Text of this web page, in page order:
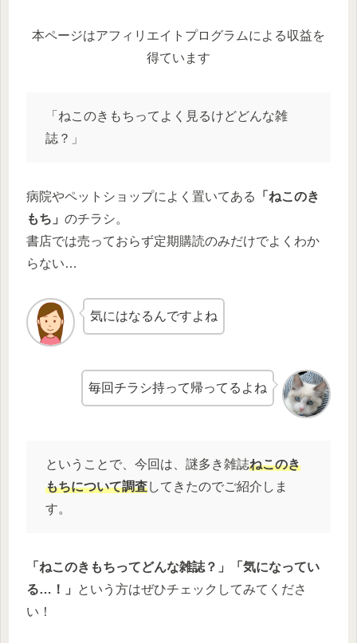
本ページはアフィリエイトプログラムによる収益を
得ています
「ねこのきもちってよく見るけどどんな雑
誌？」
病院やペットショップによく置いてある
「ねこのき
もち」 のチラシ。
書店では売っておらず定期購読のみだけでよくわか
らない…
気にはなるんですよね
毎回チラシ持って帰ってるよね
ということで、今回は、謎多き雑誌ねこのき
もちについて調査してきたのでご紹介しま
す。
「ねこのきもちってどんな雑誌？」「気になってい
る…！」
という方はぜひチェックしてみてくださ
い！